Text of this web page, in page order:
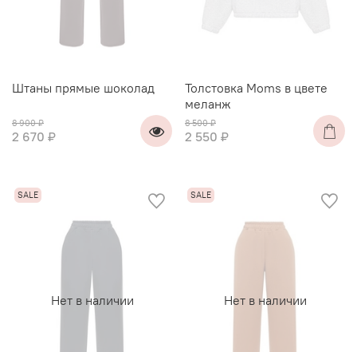
Штаны прямые шоколад
8 900 ₽
2 670 ₽
Толстовка Moms в цвете
меланж
8 500 ₽
2 550 ₽
Нет в наличии Нет в наличии